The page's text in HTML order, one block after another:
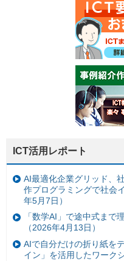
ICT活用レポート
AI最適化企業グリッド、
作プログラミングで社会
年5月7日）
「数学AI」で途中式まで
（2026年4月13日）
AIで自分だけの折り紙を
イン」を活用したワーク